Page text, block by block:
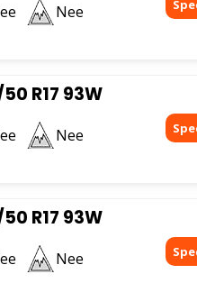
Nee
R17 93W
Nee
R17 93W
Nee